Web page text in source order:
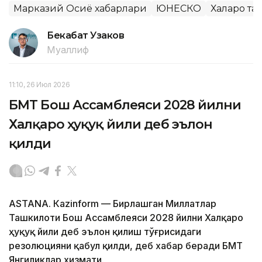
Марказий Осиё хабарлари ЮНЕСКО Халқаро
Бекабат Узаков
Муаллиф
11:10, 26 Июл 2026
БМТ Бош Ассамблеяси 2028 йилни
Халқаро ҳуқуқ йили деб эълон
қилди
ASTANА. Кazinform — Бирлашган Миллатлар
Ташкилоти Бош Ассамблеяси 2028 йилни Халқаро
ҳуқуқ йили деб эълон қилиш тўғрисидаги
резолюцияни қабул қилди, деб хабар беради БМТ